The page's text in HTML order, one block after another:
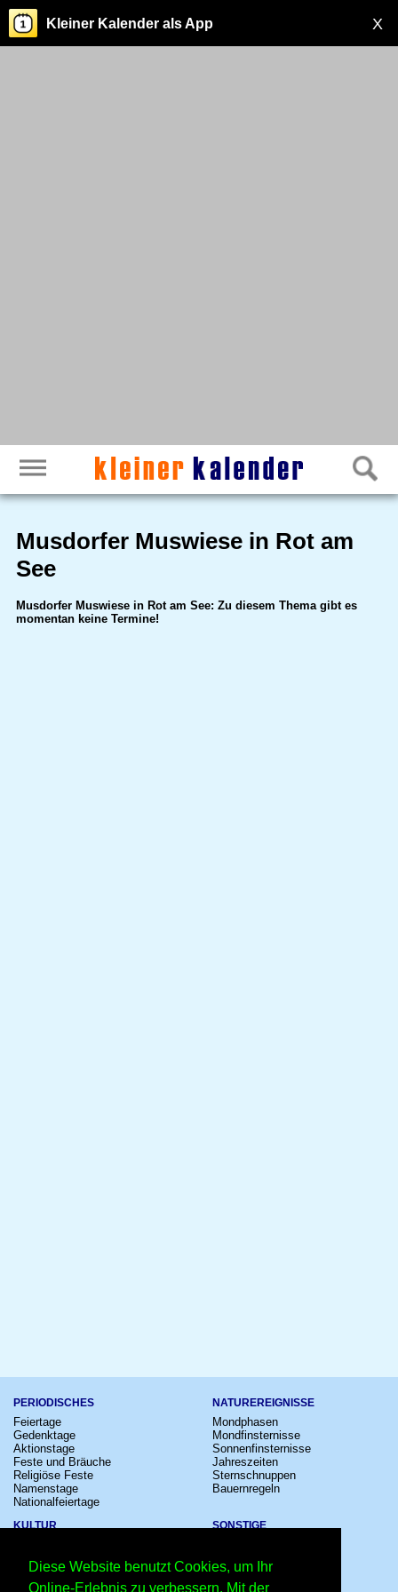
Diese Website benutzt Cookies, um Ihr
Online-Erlebnis zu verbessern. Mit der
X
Kleiner Kalender als App
Musdorfer Muswiese in Rot am
See
Musdorfer Muswiese in Rot am See: Zu diesem Thema gibt es
momentan keine Termine!
PERIODISCHES
Feiertage
Gedenktage
Aktionstage
Feste und Bräuche
Religiöse Feste
Namenstage
Nationalfeiertage
NATUREREIGNISSE
Mondphasen
Mondfinsternisse
Sonnenfinsternisse
Jahreszeiten
Sternschnuppen
Bauernregeln
KULTUR
Festivals
Großevents
SONSTIGE
Schalttage
Wahltage